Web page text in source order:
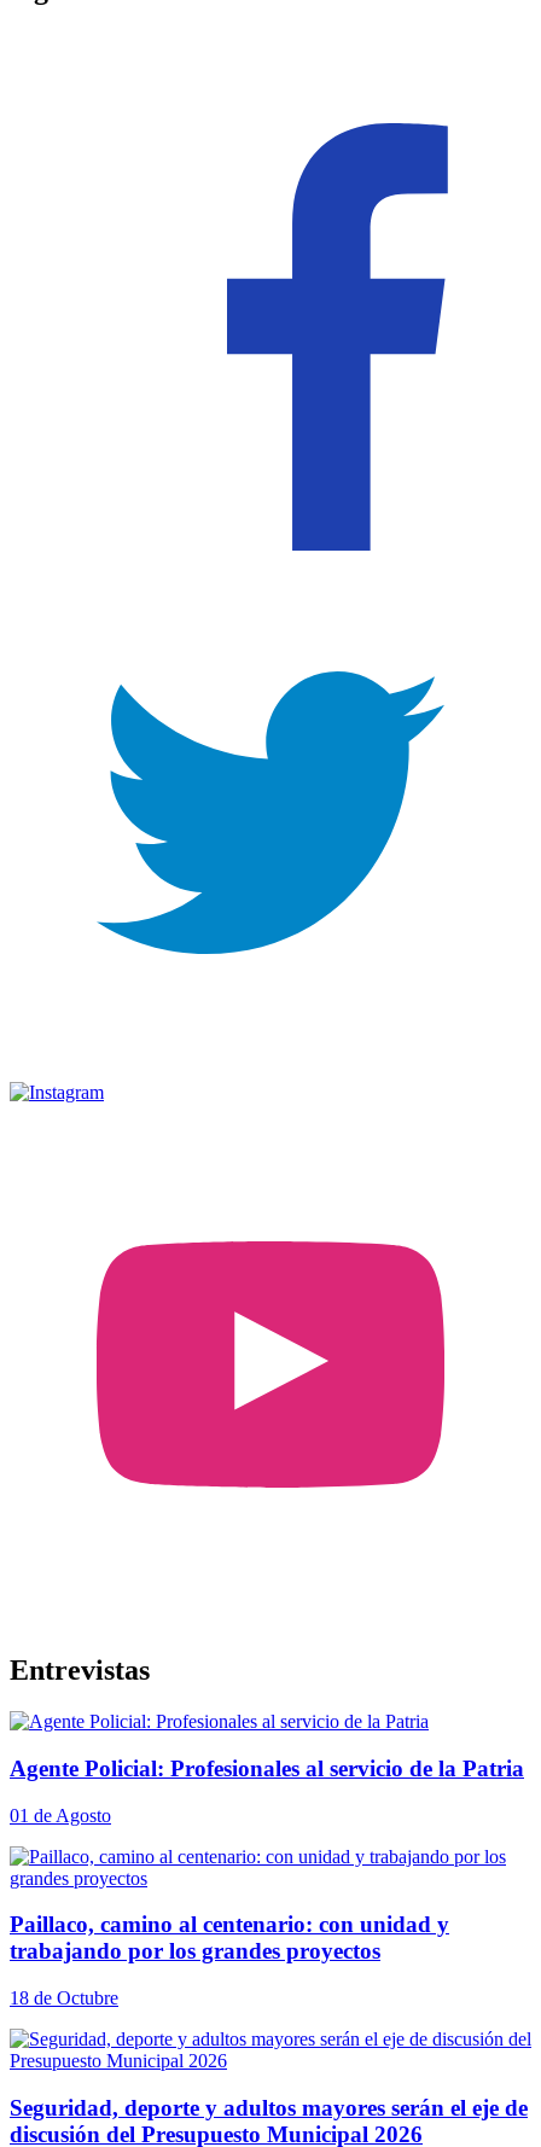
Entrevistas
Agente Policial: Profesionales al servicio de la Patria
01 de Agosto
Paillaco, camino al centenario: con unidad y
trabajando por los grandes proyectos
18 de Octubre
Seguridad, deporte y adultos mayores serán el eje de
discusión del Presupuesto Municipal 2026